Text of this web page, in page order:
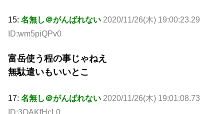
15: 名無し＠がんばれない 2020/11/26(木) 19:00:23.29
ID:wm5piQPv0
富岳使う程の事じゃねえ
無駄遣いもいいとこ
17: 名無し＠がんばれない 2020/11/26(木) 19:01:08.73